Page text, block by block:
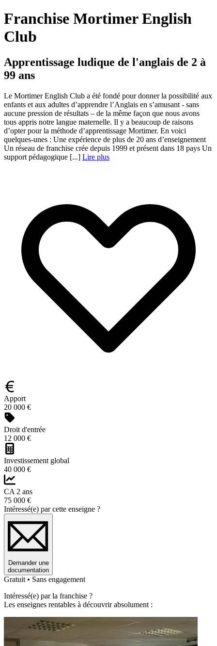
Franchise Mortimer English
Club
Apprentissage ludique de l'anglais de 2 à
99 ans
Le Mortimer English Club a été fondé pour donner la possibilité aux
enfants et aux adultes d’apprendre l’Anglais en s’amusant - sans
aucune pression de résultats – de la même façon que nous avons
tous appris notre langue maternelle. Il y a beaucoup de raisons
d’opter pour la méthode d’apprentissage Mortimer. En voici
quelques-unes : Une expérience de plus de 20 ans d’enseignement
Un réseau de franchise crée depuis 1999 et présent dans 18 pays Un
support pédagogique [...] Lire plus
Apport
20 000 €
Droit d'entrée
12 000 €
Investissement global
40 000 €
CA 2 ans
75 000 €
Intéressé(e) par cette enseigne ?
Demander une
documentation
Gratuit • Sans engagement
Intéressé(e) par la franchise ?
Les enseignes rentables à découvrir absolument :